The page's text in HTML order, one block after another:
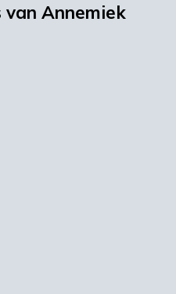
Annemiek